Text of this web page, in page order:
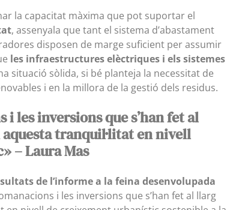
la capacitat màxima que pot suportar el
, assenyala que tant el sistema d’abastament
disposen de marge suficient per assumir
les infraestructures elèctriques i els sistemes
situació sòlida, si bé planteja la necessitat de
i en la millora de la gestió dels residus.
i les inversions que s’han fet al
tranquil·litat en nivell
– Laura Mas
de l’informe a la feina desenvolupada
i les inversions que s’han fet al llarg